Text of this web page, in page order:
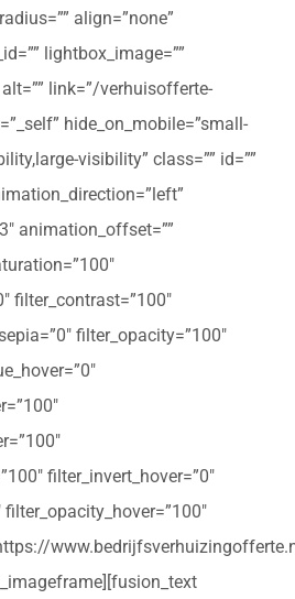
align=”none”
lightbox_image=””
link=”/verhuisofferte-
hide_on_mobile=”small-
visibility” class=”” id=””
animation_offset=””
filter_contrast=”100″
filter_opacity=”100″
filter_invert_hover=”0″
filter_opacity_hover=”100″